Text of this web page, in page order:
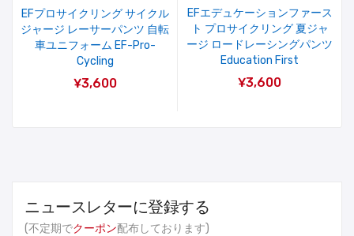
EFプロサイクリング サイクル
ジャージ レーサーパンツ 自転
車ユニフォーム EF-Pro-
Cycling
¥3,600
EFエデュケーションファース
ト プロサイクリング 夏ジャ
ージ ロードレーシングパンツ
Education First
¥3,600
ニュースレターに登録する
(不定期でクーポン配布しております)